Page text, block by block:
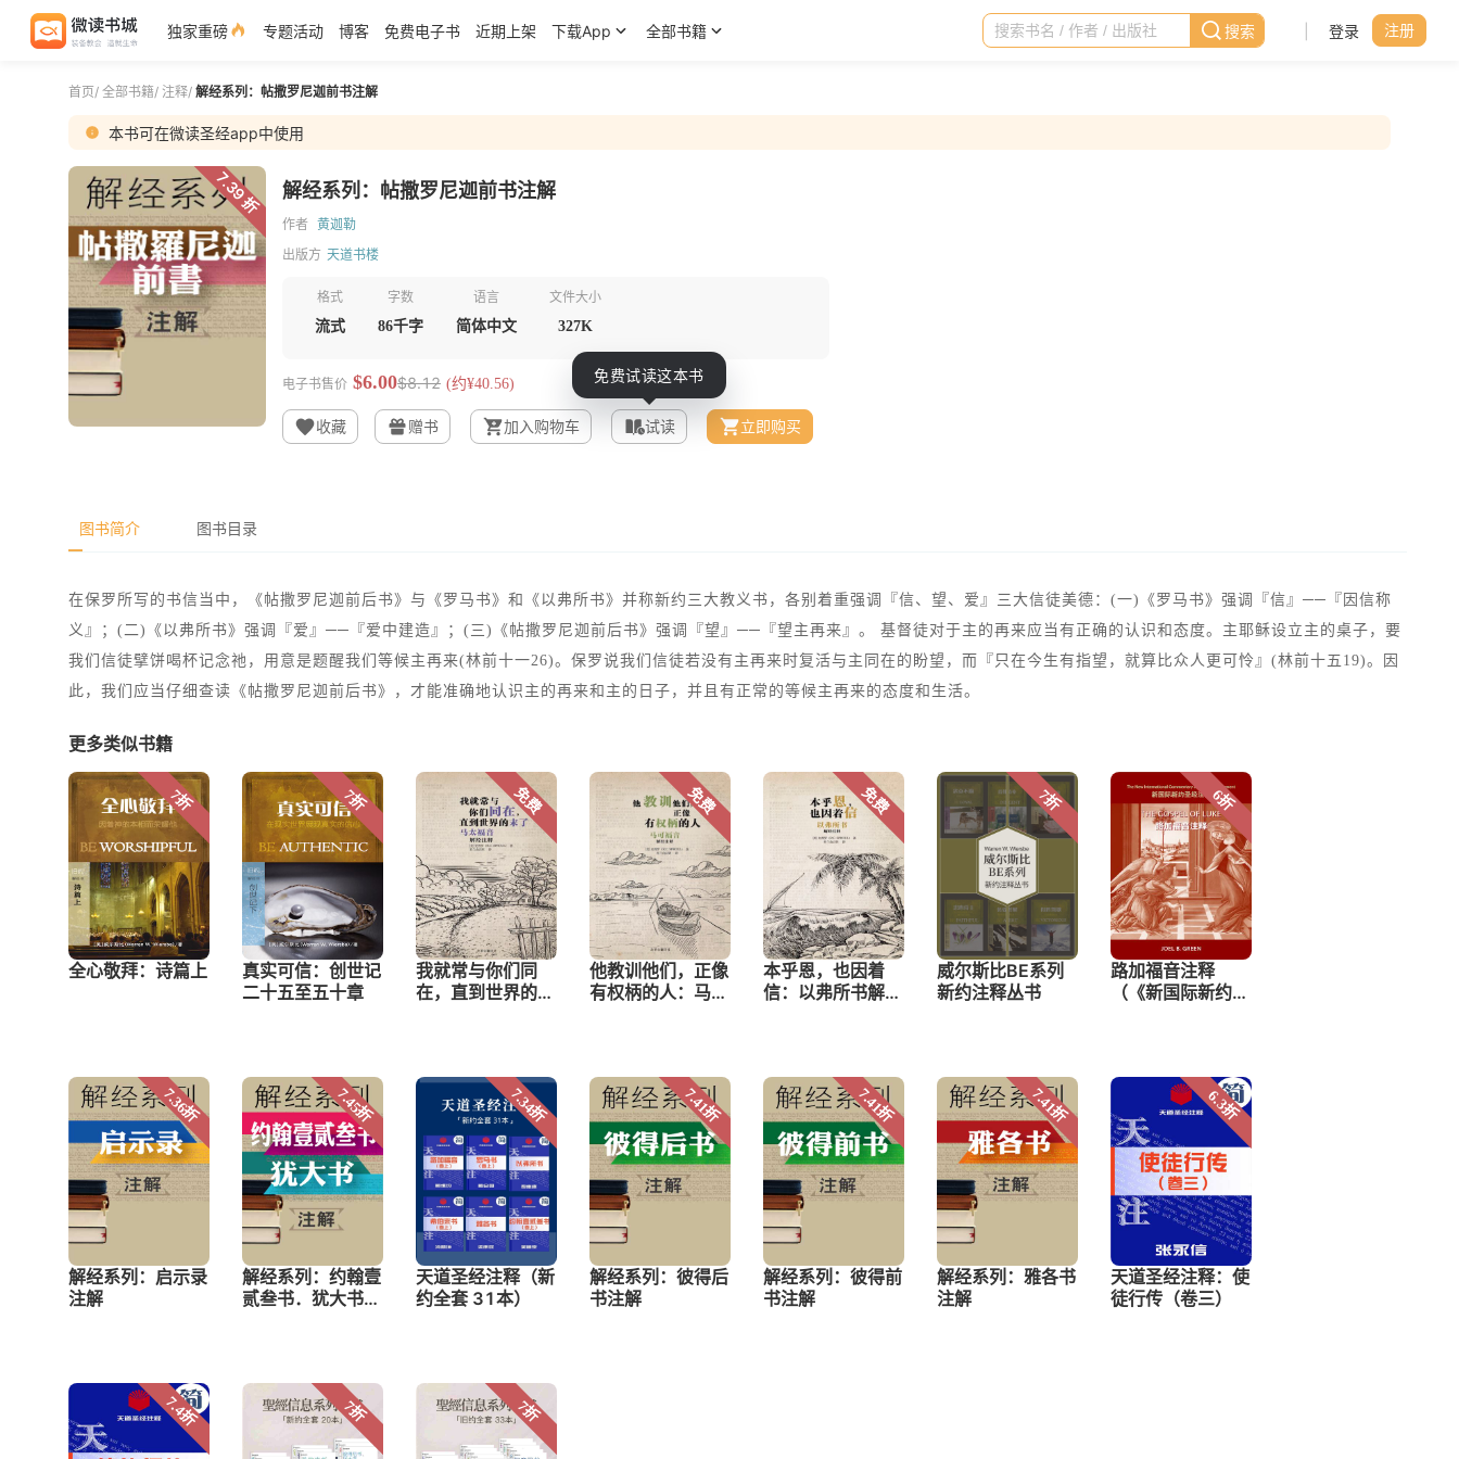
独家重磅 专题活动 博客 免费电子书 近期上架 下载App 全部书籍 登录 注册
首页/ 全部书籍/ 注释/ 解经系列：帖撒罗尼迦前书注解
本书可在微读圣经app中使用
7.39 折 解经系列：帖撒罗尼迦前书注解
作者 黄迦勒
出版方 天道书楼
格式
流式
字数
86千字
语言
简体中文
文件大小
327K
电子书售价 $6.00$8.12 (约¥40.56)
收藏 赠书 加入购物车 试读 立即购买
图书简介 图书目录
在保罗所写的书信当中，《帖撒罗尼迦前后书》与《罗马书》和《以弗所书》并称新约三大教义书，各别着重强调『信、望、爱』三大信徒美德：(一)《罗马书》强调『信』──『因信称
义』；(二)《以弗所书》强调『爱』──『爱中建造』；(三)《帖撒罗尼迦前后书》强调『望』──『望主再来』。 基督徒对于主的再来应当有正确的认识和态度。主耶稣设立主的桌子，要
我们信徒擘饼喝杯记念祂，用意是题醒我们等候主再来(林前十一26)。保罗说我们信徒若没有主再来时复活与主同在的盼望，而『只在今生有指望，就算比众人更可怜』(林前十五19)。因
此，我们应当仔细查读《帖撒罗尼迦前后书》，才能准确地认识主的再来和主的日子，并且有正常的等候主再来的态度和生活。
更多类似书籍